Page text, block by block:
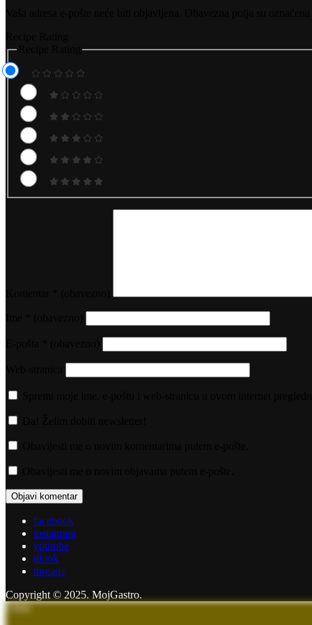
facebook
instagram
youtube
tiktok
threads
Copyright © 2025. MojGastro.
Close